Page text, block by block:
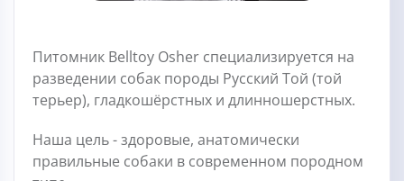
Питомник Belltoy Osher специализируется на
разведении собак породы Русский Той (той
терьер), гладкошёрстных и длинношерстных.
Наша цель - здоровые, анатомически
правильные собаки в современном породном